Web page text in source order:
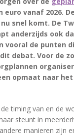
euro vanaf 2026.
snel komt. De
anderzijds ook
vooral de punten
debat. Voor de
opmaat naar
timing van en de
steunt in
manieren zijn